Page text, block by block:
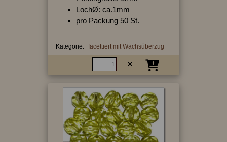
LochØ: ca.1mm
pro Packung 50 St.
Kategorie: facettiert mit Wachsüberzug